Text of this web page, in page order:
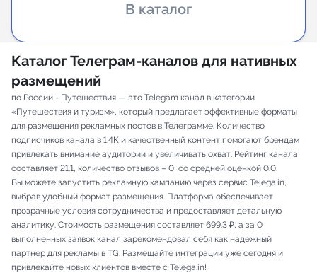
В каталог
Каталог Телеграм-каналов для нативных
размещений
по России - Путешествия — это Telegam канал в категории
«Путешествия и туризм», который предлагает эффективные форматы
для размещения рекламных постов в Телеграмме. Количество
подписчиков канала в 1.4K и качественный контент помогают брендам
привлекать внимание аудитории и увеличивать охват. Рейтинг канала
составляет 21.1, количество отзывов – 0, со средней оценкой 0.0.
Вы можете запустить рекламную кампанию через сервис Telega.in,
выбрав удобный формат размещения. Платформа обеспечивает
прозрачные условия сотрудничества и предоставляет детальную
аналитику. Стоимость размещения составляет 699.3 ₽, а за 0
выполненных заявок канал зарекомендовал себя как надежный
партнер для рекламы в TG. Размещайте интеграции уже сегодня и
привлекайте новых клиентов вместе с Telega.in!